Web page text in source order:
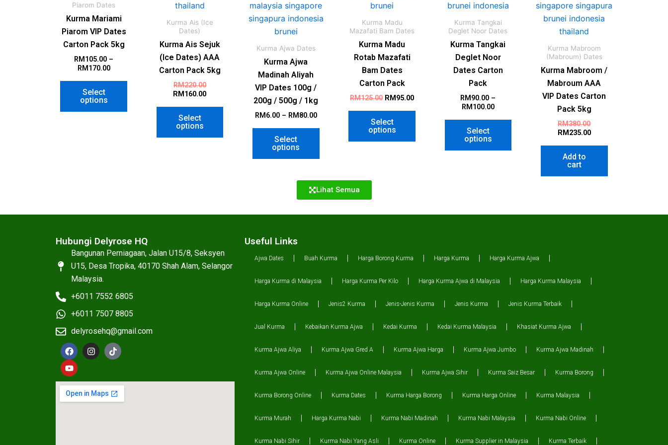
Piarom Dates
Kurma Mariami
Piarom VIP Dates
Carton Pack 5kg
RM 105.00 –
RM 170.00
Select
options
Kurma Ais (Ice
Dates)
Kurma Ais Sejuk
(Ice Dates) AAA
Carton Pack 5kg
RM220.00
RM 160.00
Select
options
Kurma Ajwa Dates
Kurma Ajwa
Madinah Aliyah
VIP Dates 100g /
200g / 500g / 1kg
RM 6.00 – RM 80.00
Select
options
Kurma Madu
Mazafati Bam Dates
Kurma Madu
Rotab Mazafati
Bam​ Dates
Carton Pack
RM125.00 RM 95.00
Select
options
Kurma Tangkai
Deglet Noor Dates
Kurma Tangkai
Deglet Noor
Dates Carton
Pack
RM 90.00 –
RM 100.00
Select
options
Kurma Mabroom
(Mabroum) Dates
Kurma Mabroom /
Mabroum AAA
VIP Dates Carton
Pack 5kg
RM380.00
RM 235.00
Add to
cart
Lihat Semua
Hubungi Delyrose HQ
Bangunan Perniagaan, Jalan U15/8, Seksyen
U15, Desa Tropika, 40170 Shah Alam, Selangor
Malaysia.
+6011 7552 6805
+6011 7507 8805
delyrosehq@gmail.com
F
a
c
e
b
o
o
k
I
n
a
g
r
a
T
i
o
k
Y
o
u
t
u
b
e
Useful Links
Ajwa Dates Buah Kurma Harga Borong Kurma Harga Kurma Harga Kurma Ajwa
Harga Kurma di Malaysia Harga Kurma Per Kilo Harga Kurma Ajwa di Malaysia Harga Kurma Malaysia
Harga Kurma Online Jenis2 Kurma Jenis-Jenis Kurma Jenis Kurma Jenis Kurma Terbaik
Jual Kurma Kebaikan Kurma Ajwa Kedai Kurma Kedai Kurma Malaysia Khasiat Kurma Ajwa
Kurma Ajwa Aliya Kurma Ajwa Gred A Kurma Ajwa Harga Kurma Ajwa Jumbo Kurma Ajwa Madinah
Kurma Ajwa Online Kurma Ajwa Online Malaysia Kurma Ajwa Sihir Kurma Saiz Besar Kurma Borong
Kurma Borong Online Kurma Dates Kurma Harga Borong Kurma Harga Online Kurma Malaysia
Kurma Murah Harga Kurma Nabi Kurma Nabi Madinah Kurma Nabi Malaysia Kurma Nabi Online
Kurma Nabi Sihir Kurma Nabi Yang Asli Kurma Online Kurma Supplier in Malaysia Kurma Terbaik